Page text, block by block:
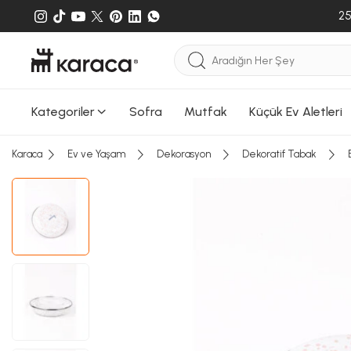
Kategoriler Sofra Mutfak Küçük Ev Aletleri
Karaca Ev ve Yaşam Dekorasyon Dekoratif Tabak